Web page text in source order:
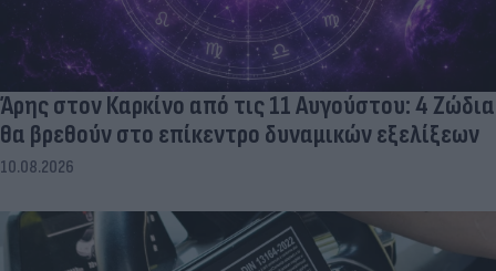
Άρης στον Καρκίνο από τις 11 Αυγούστου: 4 Ζώδια
θα βρεθούν στο επίκεντρο δυναμικών εξελίξεων
10.08.2026